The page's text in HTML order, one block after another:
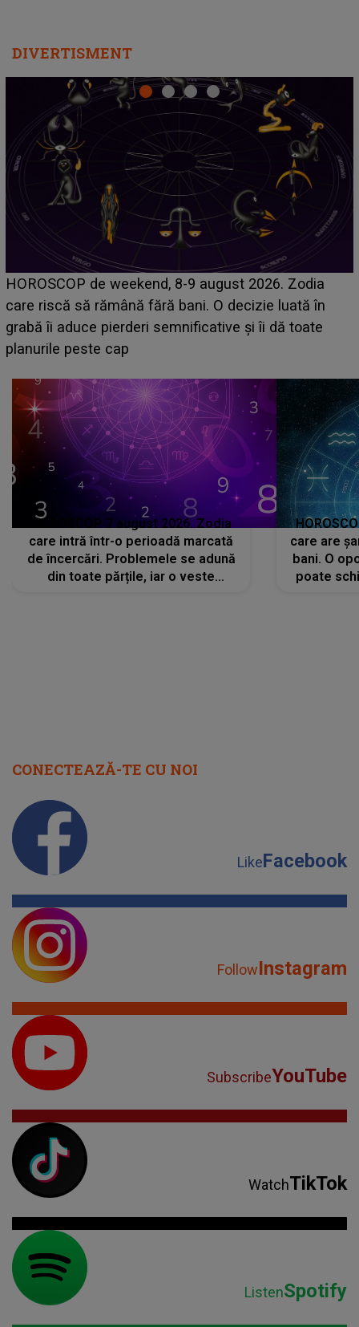
DIVERTISMENT
Emanuel a ținut ACEST DETALIU ASCUNS până
acum! În fața Alexandrei, concurentul din Casa Iubirii
face o MĂRTURISIRE NEAȘTEPTATĂ despre mama
sa: "I-am spus și ei în față, eu nu te iubesc pentru
HOROSCOP 7 august 2026. Zodia
care intră într-o perioadă marcată
de încercări. Problemele se adună
din toate părțile, iar o veste
care are
bani. O
poate
CONECTEAZĂ-TE CU NOI
LikeFacebook
FollowInstagram
SubscribeYouTube
WatchTikTok
ListenSpotify